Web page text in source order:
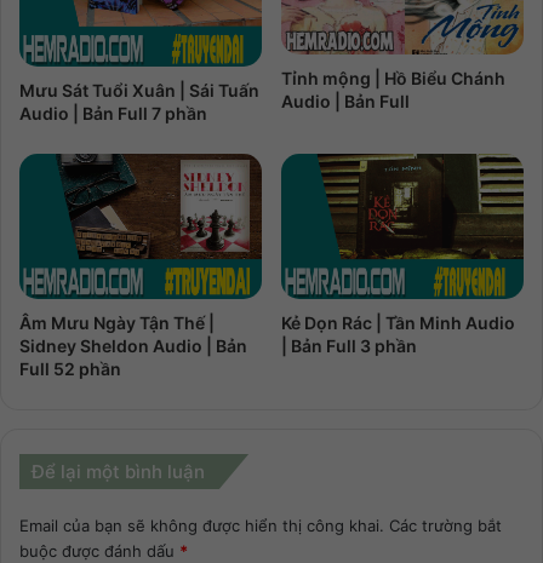
Mưu Sát Tuổi Xuân | Sái Tuấn
Audio | Bản Full 7 phần
Tỉnh mộng | Hồ Biểu Chánh
Audio | Bản Full
Âm Mưu Ngày Tận Thế |
Sidney Sheldon Audio | Bản
Full 52 phần
Kẻ Dọn Rác | Tần Minh Audio
| Bản Full 3 phần
Để lại một bình luận
Email của bạn sẽ không được hiển thị công khai. Các trường bắt
buộc được đánh dấu *